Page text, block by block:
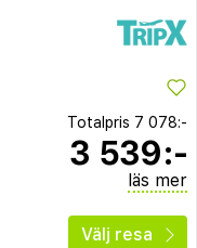
Totalpris 7 078:-
3 539:-
läs mer
Välj resa